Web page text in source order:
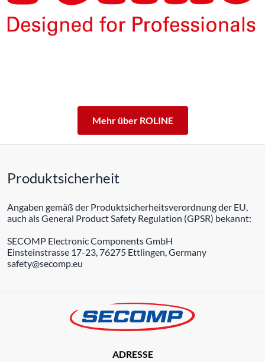
Mehr über ROLINE
Produktsicherheit
Angaben gemäß der Produktsicherheitsverordnung der EU,
auch als General Product Safety Regulation (GPSR) bekannt:
SECOMP Electronic Components GmbH
Einsteinstrasse 17-23, 76275 Ettlingen, Germany
safety@secomp.eu
ADRESSE